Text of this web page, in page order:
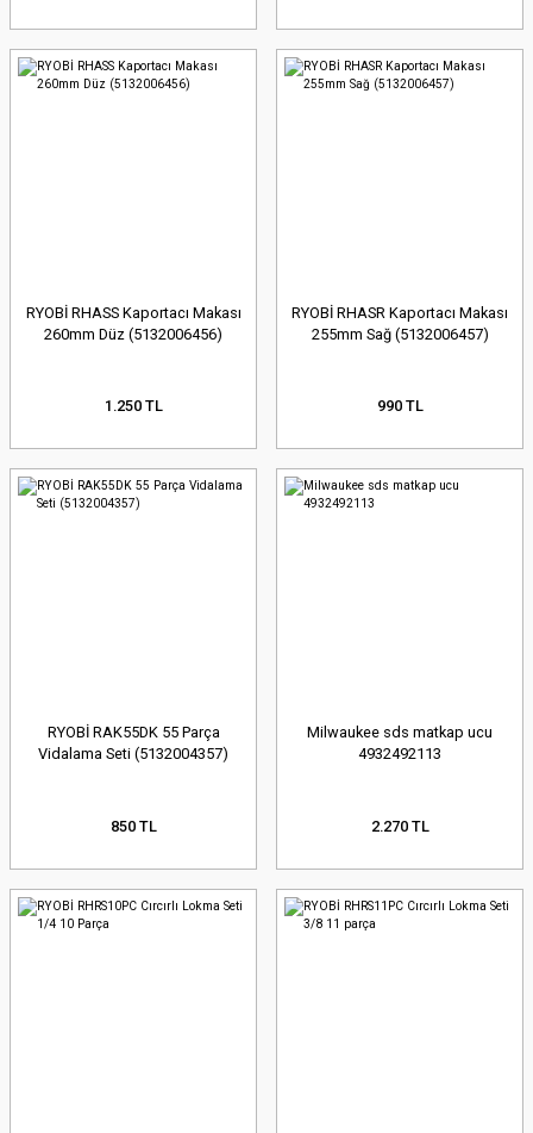
RYOBİ RHASS Kaportacı Makası
260mm Düz (5132006456)
1.250 TL
RYOBİ RHASR Kaportacı Makası
255mm Sağ (5132006457)
990 TL
RYOBİ RAK55DK 55 Parça
Vidalama Seti (5132004357)
850 TL
Milwaukee sds matkap ucu
4932492113
2.270 TL